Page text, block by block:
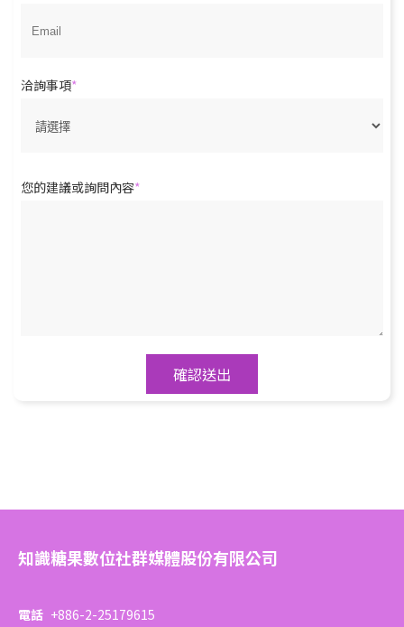
洽詢事項
您的建議或詢問內容
確認送出
知識糖果數位社群媒體股份有限公司
電話 +886-2-25179615